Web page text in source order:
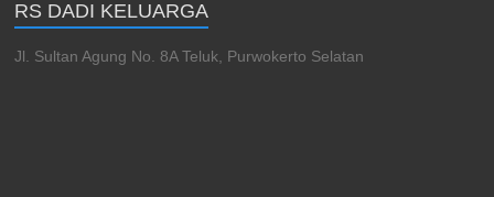
RS DADI KELUARGA
Jl. Sultan Agung No. 8A Teluk, Purwokerto Selatan